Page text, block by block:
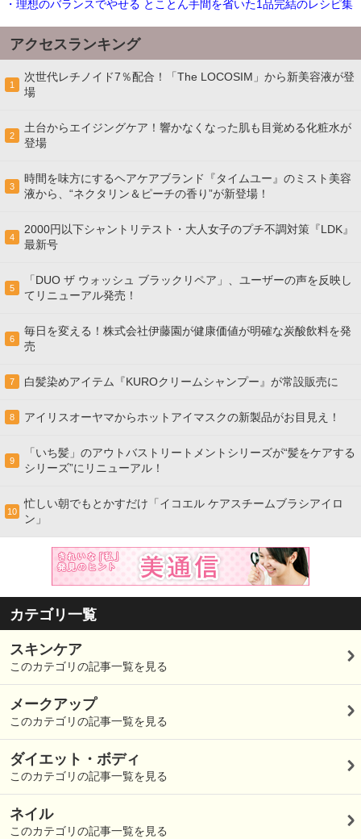
・理想のバランスでやせる とことん手間を省いた1品完結のレシピ集
アクセスランキング
1
次世代レチノイド7％配合！「The LOCOSIM」から新美容液が登
場
2
土台からエイジングケア！響かなくなった肌も目覚める化粧水が
登場
3
時間を味方にするヘアケアブランド『タイムユー』のミスト美容
液から、“ネクタリン＆ピーチの香り”が新登場！
4
2000円以下シャントリテスト・大人女子のプチ不調対策『LDK』
最新号
5
「DUO ザ ウォッシュ ブラックリペア」、ユーザーの声を反映し
てリニューアル発売！
6
毎日を変える！株式会社伊藤園が健康価値が明確な炭酸飲料を発
売
7 白髪染めアイテム『KUROクリームシャンプー』が常設販売に
8 アイリスオーヤマからホットアイマスクの新製品がお目見え！
9
「いち髪」のアウトバストリートメントシリーズが“髪をケアする
シリーズ”にリニューアル！
10
忙しい朝でもとかすだけ「イコエル ケアスチームブラシアイロ
ン」
カテゴリ一覧
スキンケア
このカテゴリの記事一覧を見る
メークアップ
このカテゴリの記事一覧を見る
ダイエット・ボディ
このカテゴリの記事一覧を見る
ネイル
このカテゴリの記事一覧を見る